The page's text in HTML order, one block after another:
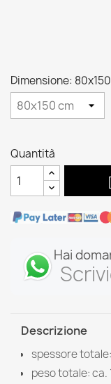
Dimensione:
Quantità
Hai
Descrizione
spessore
peso totale: ca.